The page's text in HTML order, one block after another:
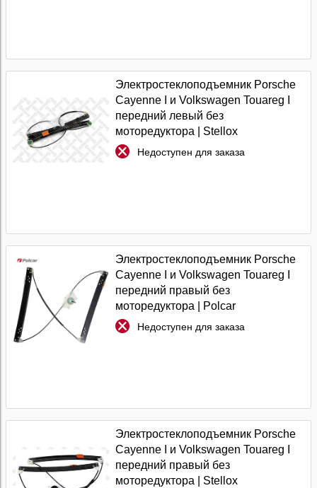
Электростеклоподъемник Porsche
Cayenne I и Volkswagen Touareg I
передний левый без
моторедуктора | Stellox
Недоступен для заказа
Электростеклоподъемник Porsche
Cayenne I и Volkswagen Touareg I
передний правый без
моторедуктора | Polcar
Недоступен для заказа
Электростеклоподъемник Porsche
Cayenne I и Volkswagen Touareg I
передний правый без
моторедуктора | Stellox